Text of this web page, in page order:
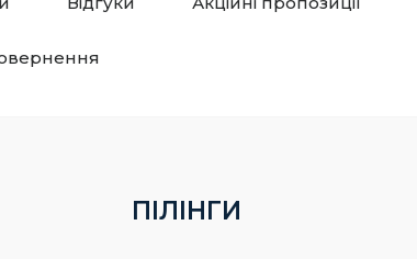
ПІЛІНГИ